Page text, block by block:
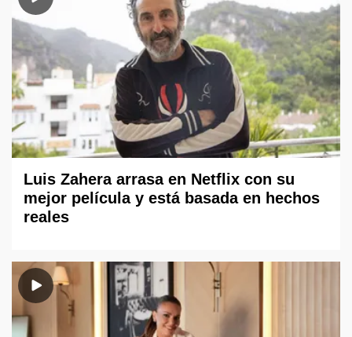
Luis Zahera arrasa en Netflix con su
mejor película y está basada en hechos
reales